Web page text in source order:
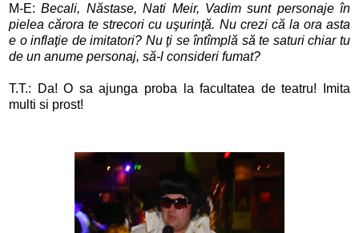
M-E:Becali, Năstase, Nati Meir, Vadim sunt personaje în
pielea cărora te strecori cu uşurinţă. Nu crezi că la ora asta
e o inflaţie de imitatori? Nu ţi se întîmplă să te saturi chiar tu
de un anume personaj, să-l consideri fumat?
T.T.: Da! O sa ajunga proba la facultatea de teatru! Imita
multi si prost!